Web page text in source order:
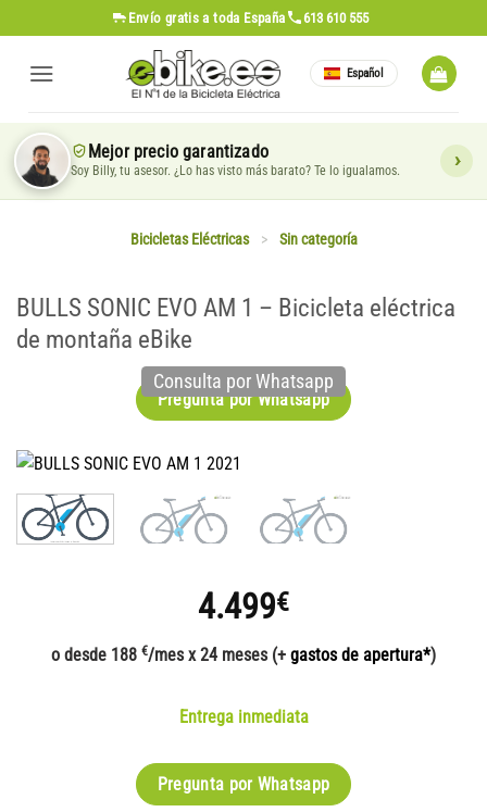
al
contenido
Envío gratis a toda España 613 610 555
Español
Mejor precio garantizado
Soy Billy, tu asesor. ¿Lo has visto más barato? Te lo igualamos.
Bicicletas Eléctricas > Sin categoría
BULLS SONIC EVO AM 1 – Bicicleta eléctrica
de montaña eBike
Pregunta por Whatsapp
Consulta por Whatsapp
4.499€
o desde 188 €/mes x 24 meses (+ gastos de apertura*)
Entrega inmediata
Pregunta por Whatsapp